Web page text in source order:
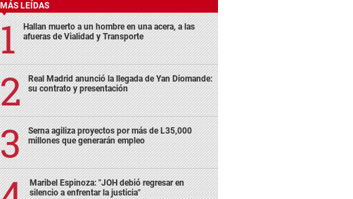
MÁS LEÍDAS
Hallan muerto a un hombre en una acera, a las
afueras de Vialidad y Transporte
Real Madrid anunció la llegada de Yan Diomande:
su contrato y presentación
Serna agiliza proyectos por más de L35,000
millones que generarán empleo
Maribel Espinoza: "JOH debió regresar en
silencio a enfrentar la justicia"